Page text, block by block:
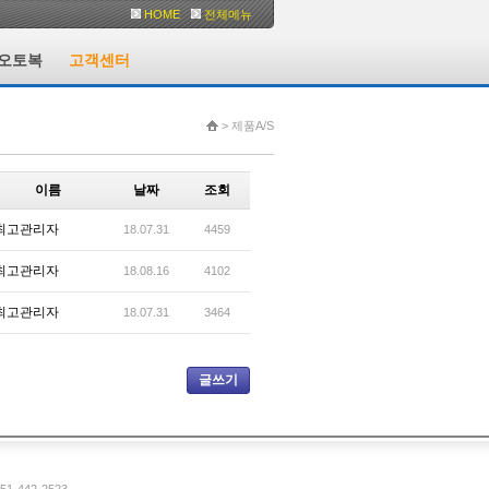
HOME 전체메뉴
오토복 고객센터
> 제품A/S
이름 날짜 조회
고관리자 18.07.31 4459
고관리자 18.08.16 4102
고관리자 18.07.31 3464
글쓰기